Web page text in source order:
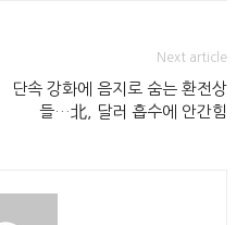
Next article
단속 강화에 음지로 숨는 환전상
들…北, 달러 흡수에 안간힘